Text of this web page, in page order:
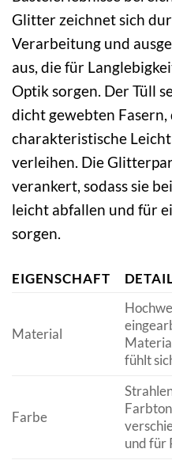
Glitter zeichnet sich
Verarbeitung und
aus, die für
Optik sorgen. Der Tüll
dicht gewebten Fasern,
charakteristische
verleihen. Die
verankert, sodass sie
leicht abfallen und für
sorgen.
EIGENSCHAFT
Material
fühlt
Farbe
und für